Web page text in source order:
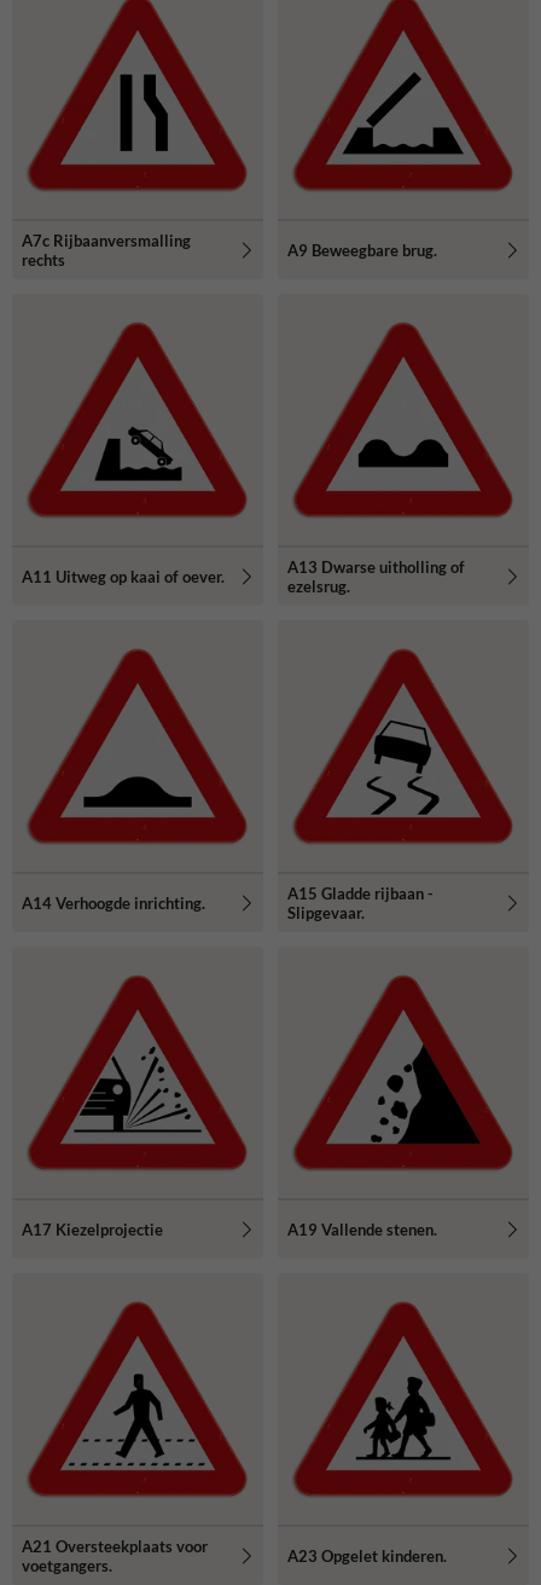
A7c Rijbaanversmalling
rechts
A9 Beweegbare brug.
A11 Uitweg op kaai of oever.
A13 Dwarse uitholling of
ezelsrug.
A14 Verhoogde inrichting.
A15 Gladde rijbaan -
Slipgevaar.
A17 Kiezelprojectie A19 Vallende stenen.
A21 Oversteekplaats voor
voetgangers.
A23 Opgelet kinderen.